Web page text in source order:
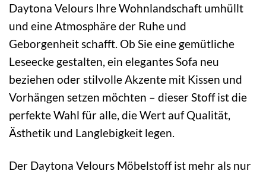
Daytona Velours Ihre Wohnlandschaft umhüllt
und eine Atmosphäre der Ruhe und
Geborgenheit schafft. Ob Sie eine gemütliche
Leseecke gestalten, ein elegantes Sofa neu
beziehen oder stilvolle Akzente mit Kissen und
Vorhängen setzen möchten – dieser Stoff ist die
perfekte Wahl für alle, die Wert auf Qualität,
Ästhetik und Langlebigkeit legen.
Der Daytona Velours Möbelstoff ist mehr als nur